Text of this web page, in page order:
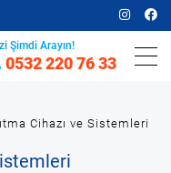
Şimdi Arayın!
0532 220 76 33
Cihazı ve Sistemleri